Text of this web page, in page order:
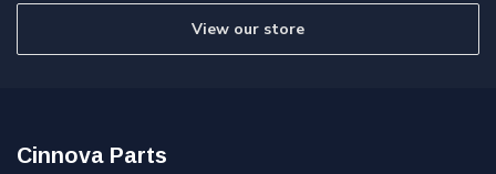
View our store
Cinnova Parts